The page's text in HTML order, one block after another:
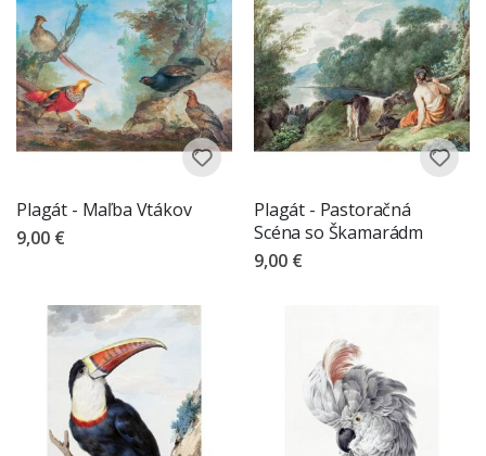
Plagát - Maľba Vtákov
9,00 €
Plagát - Pastoračná
Scéna so Škamarádm
9,00 €